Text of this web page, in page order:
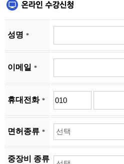
성명 *
이메일 *
휴대전화 *
면허종류 *
중장비 종류